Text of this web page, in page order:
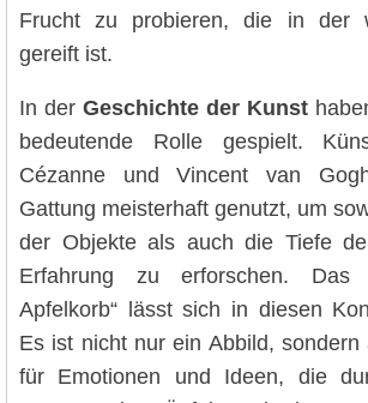
Frucht zu probieren, die in der
gereift ist.
In der Geschichte der Kunst
bedeutende Rolle gespielt.
Cézanne und Vincent van
Gattung meisterhaft genutzt, um
der Objekte als auch die Tiefe
Erfahrung zu erforschen. Das
Apfelkorb“ lässt sich in diesen
Es ist nicht nur ein Abbild,
für Emotionen und Ideen, die